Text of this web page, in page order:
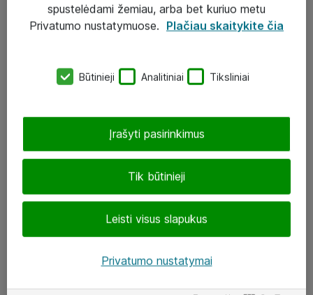
Įgyvendinti projektai
Atea ekspertų patarimai verslui
UAB „ATEA“
J. Rutkausko g. 6, Vilnius
Atea kontaktai
Aplankykite mus
LinkedIn
Renginiai
spustelėdami žemiau, arba bet kuriuo metu
Privatumo nustatymuose. Plačiau skaitykite čia
Būtinieji Analitiniai Tiksliniai
Tik būtinieji
Leisti visus slapukus
Įrašyti pasirinkimus
Privatumo nustatymai